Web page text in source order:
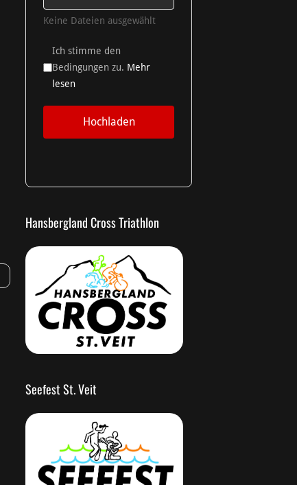
Keine Dateien ausgewählt
Ich stimme den
Bedingungen zu. Mehr
lesen
Hochladen
Hansbergland Cross Triathlon
Seefest St. Veit